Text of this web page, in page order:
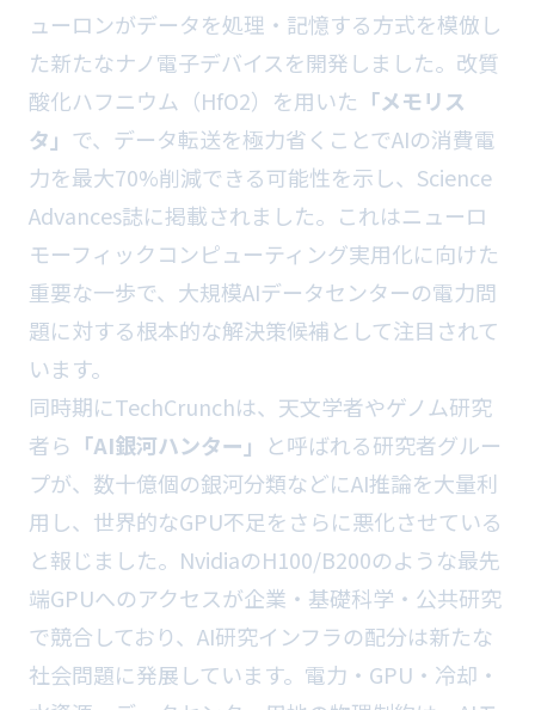
ューロンがデータを処理・記憶する方式を模倣し
た新たなナノ電子デバイスを開発しました。改質
酸化ハフニウム（HfO2）を用いた 「メモリス
タ」 で、データ転送を極力省くことでAIの消費電
力を最大70%削減できる可能性を示し、Science
Advances誌に掲載されました。これはニューロ
モーフィックコンピューティング実用化に向けた
重要な一歩で、大規模AIデータセンターの電力問
題に対する根本的な解決策候補として注目されて
います。
同時期にTechCrunchは、天文学者やゲノム研究
者ら 「AI銀河ハンター」
と呼ばれる研究者グルー
プが、数十億個の銀河分類などにAI推論を大量利
用し、世界的なGPU不足をさらに悪化させている
と報じました。NvidiaのH100/B200のような最先
端GPUへのアクセスが企業・基礎科学・公共研究
で競合しており、AI研究インフラの配分は新たな
社会問題に発展しています。電力・GPU・冷却・